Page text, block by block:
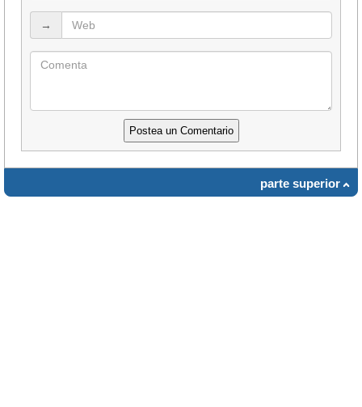
→
parte superior